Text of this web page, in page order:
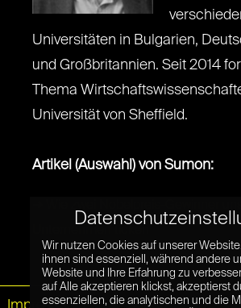
Universitäten in Bulgarien,
und Großbritannien. Seit 2014
Thema
Universität von Sheffield.
Artikel (Auswahl) von Sumon:
Wir nutzen Cookies auf unserer
ihnen sind essenziell, während andere
Website und Ihre Erfahrung zu
auf Alle akzeptieren klickst, akzeptierst
essenziellen, die analytischen und die